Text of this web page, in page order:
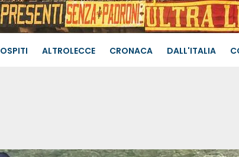
OSPITI ALTROLECCE CRONACA DALL'ITALIA